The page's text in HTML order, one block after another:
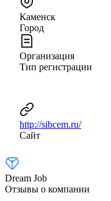
Каменск
Город
Организация
Тип регистрации
http://sibcem.ru/
Сайт
Dream Job
Отзывы о компании